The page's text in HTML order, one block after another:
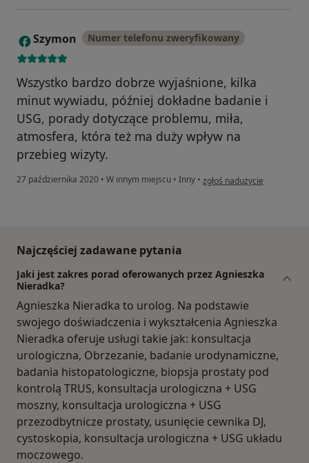
S Szymon Numer telefonu zweryfikowany
Wszystko bardzo dobrze wyjaśnione, kilka
minut wywiadu, później dokładne badanie i
USG, porady dotyczące problemu, miła,
atmosfera, która też ma duży wpływ na
przebieg wizyty.
27 października 2020 • W innym miejscu • Inny • w opinii użytkownika
zgłoś nadużycie
Najczęściej zadawane pytania
Jaki jest zakres porad oferowanych przez Agnieszka
Nieradka?
Agnieszka Nieradka to urolog. Na podstawie
swojego doświadczenia i wykształcenia Agnieszka
Nieradka oferuje usługi takie jak: konsultacja
urologiczna, Obrzezanie, badanie urodynamiczne,
badania histopatologiczne, biopsja prostaty pod
kontrolą TRUS, konsultacja urologiczna + USG
moszny, konsultacja urologiczna + USG
przezodbytnicze prostaty, usunięcie cewnika DJ,
cystoskopia, konsultacja urologiczna + USG układu
moczowego.